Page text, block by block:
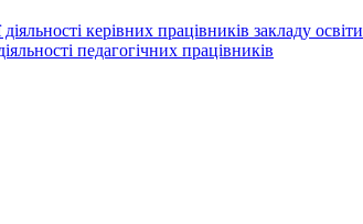
керівних працівників закладу освіти
педагогічних працівників